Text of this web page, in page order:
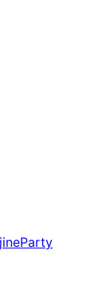
Party